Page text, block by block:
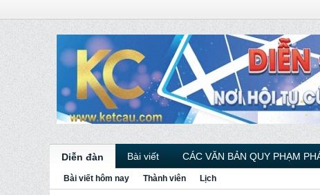
Diễn đàn Bài viết CÁC VĂN BẢN QUY PHẠM
Bài viết hôm nay Thành viên Lịch